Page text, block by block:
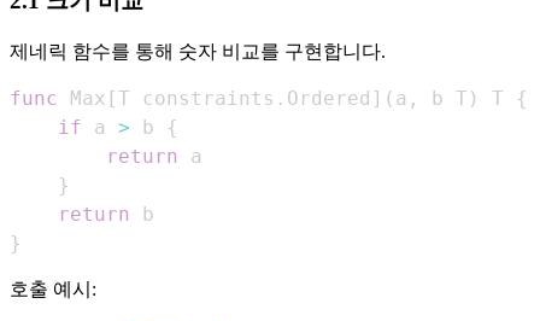
제네릭 함수를 통해 숫자 비교를 구현합니다.
func Max [T constraints . Ordered ] ( a , b T ) T
{
if a > b
{
return
}
return
}
호출 예시: